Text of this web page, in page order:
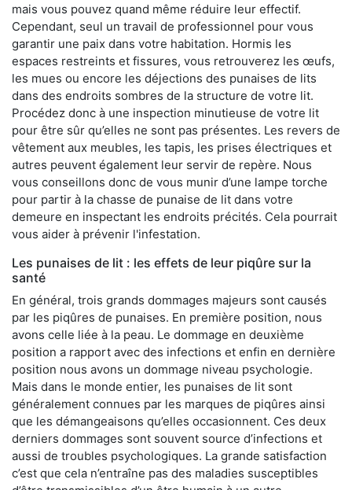
mais vous pouvez quand même réduire leur effectif.
Cependant, seul un travail de professionnel pour vous
garantir une paix dans votre habitation. Hormis les
espaces restreints et fissures, vous retrouverez les œufs,
les mues ou encore les déjections des punaises de lits
dans des endroits sombres de la structure de votre lit.
Procédez donc à une inspection minutieuse de votre lit
pour être sûr qu’elles ne sont pas présentes. Les revers de
vêtement aux meubles, les tapis, les prises électriques et
autres peuvent également leur servir de repère. Nous
vous conseillons donc de vous munir d’une lampe torche
pour partir à la chasse de punaise de lit dans votre
demeure en inspectant les endroits précités. Cela pourrait
vous aider à prévenir l'infestation.
Les punaises de lit : les effets de leur piqûre sur la
santé
En général, trois grands dommages majeurs sont causés
par les piqûres de punaises. En première position, nous
avons celle liée à la peau. Le dommage en deuxième
position a rapport avec des infections et enfin en dernière
position nous avons un dommage niveau psychologie.
Mais dans le monde entier, les punaises de lit sont
généralement connues par les marques de piqûres ainsi
que les démangeaisons qu’elles occasionnent. Ces deux
derniers dommages sont souvent source d’infections et
aussi de troubles psychologiques. La grande satisfaction
c’est que cela n’entraîne pas des maladies susceptibles